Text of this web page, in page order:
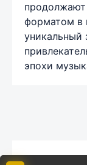
продолжают
форматом в
уникальный
эпохи